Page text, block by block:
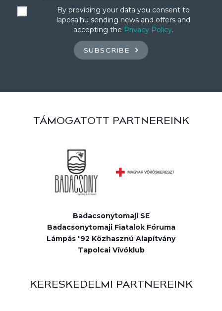
By providing your data you consent to
laposa.hu sending news and offers and
accepting the Privacy Policy.
SUBSCRIBE
TÁMOGATOTT PARTNEREINK
Badacsonytomaji SE
Badacsonytomaji Fiatalok Fóruma
Lámpás '92 Közhasznú Alapítvány
Tapolcai Vívóklub
KERESKEDELMI PARTNEREINK